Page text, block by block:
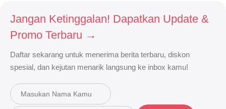
Jangan Ketinggalan! Dapatkan Update &
Promo Terbaru →
Daftar sekarang untuk menerima berita terbaru, diskon
spesial, dan kejutan menarik langsung ke inbox kamu!